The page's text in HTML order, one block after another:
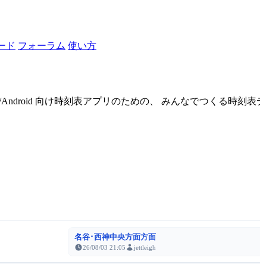
ド フォーラム 使い方
向け時刻表アプリのための、 みんなでつくる時刻表
名谷･西神中央方面方面
26/08/03 21:05 jettleigh